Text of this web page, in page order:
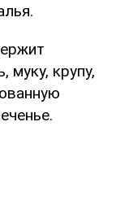
муку, крупу,